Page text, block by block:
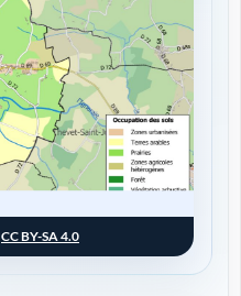
CC BY-SA 4.0